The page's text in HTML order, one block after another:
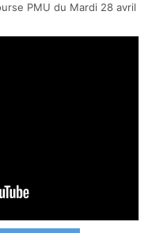
PMU du Mardi 28 avril